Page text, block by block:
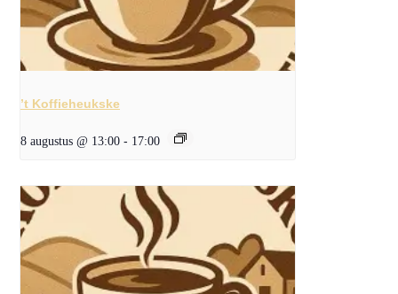
’t Koffieheukske
8 augustus @ 13:00 - 17:00